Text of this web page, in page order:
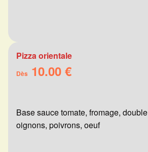
Pizza orientale
Dès 10.00 €
Base sauce tomate, fromage,
oignons, poivrons, oeuf